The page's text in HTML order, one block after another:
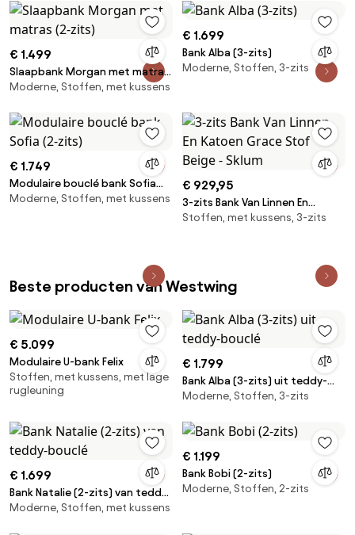
€ 1.499
Slaapbank Morgan met matras
(2-zits)
Moderne, Stoffen, met kussens
€ 1.699
Bank Alba (3-zits)
Moderne, Stoffen, 3-zits
€ 1.749
Modulaire bouclé bank Sofia
(2-zits)
Moderne, Stoffen, met kussens
€ 929,95
3-zits Bank Van Linnen En
Katoen Grace Stof Beige -
Stoffen, met kussens, 3-zits
Beste producten van Westwing
€ 5.099
Modulaire U-bank Felix
Stoffen, met kussens, met lage
rugleuning
€ 1.799
Bank Alba (3-zits) uit teddy-
bouclé
Moderne, Stoffen, 3-zits
€ 1.699
Bank Natalie (2-zits) van teddy-
bouclé
Moderne, Stoffen, met kussens
€ 1.199
Bank Bobi (2-zits)
Moderne, Stoffen, 2-zits